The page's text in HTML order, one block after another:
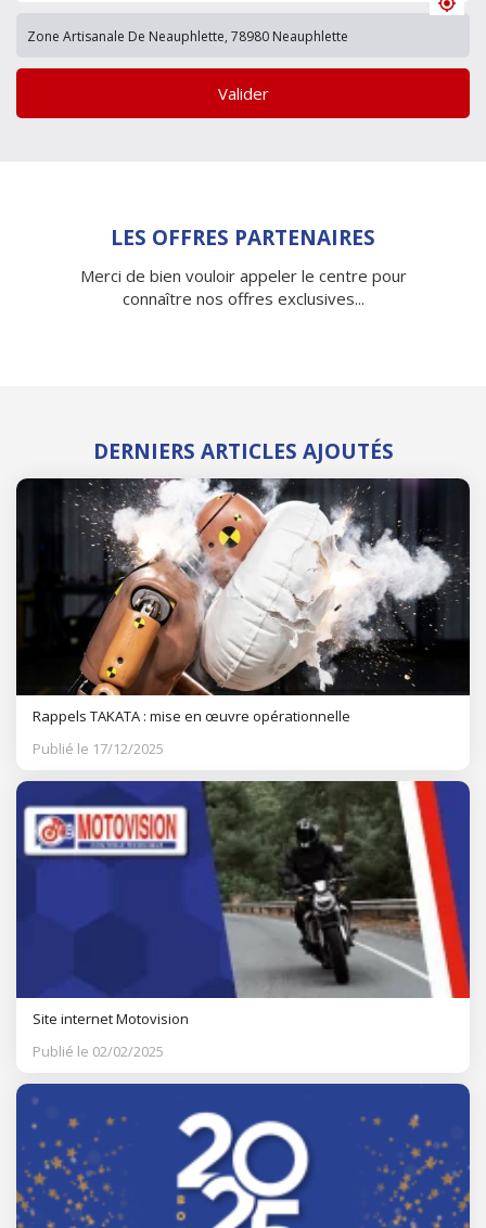
Valider
LES OFFRES PARTENAIRES
Merci de bien vouloir appeler le centre pour
connaître nos offres exclusives...
DERNIERS ARTICLES AJOUTÉS
Rappels TAKATA : mise en œuvre opérationnelle
Publié le 17/12/2025
Site internet Motovision
Publié le 02/02/2025